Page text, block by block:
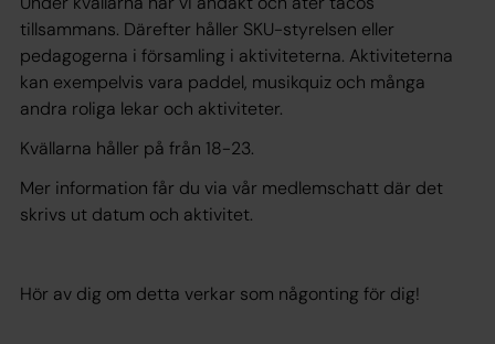
tillsammans. Därefter håller SKU-styrelsen eller
pedagogerna i församling i aktiviteterna. Aktiviteterna
kan exempelvis vara paddel, musikquiz och många
andra roliga lekar och aktiviteter.
Kvällarna håller på från 18-23.
Mer information får du via vår medlemschatt där det
skrivs ut datum och aktivitet.
Hör av dig om detta verkar som någonting för dig!